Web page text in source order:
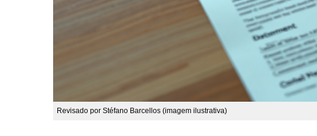
Revisado por Stéfano Barcellos (imagem ilustrativa)